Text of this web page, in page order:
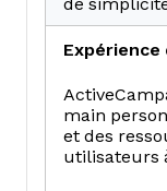
de
Expérience
main
et des
utilisateurs